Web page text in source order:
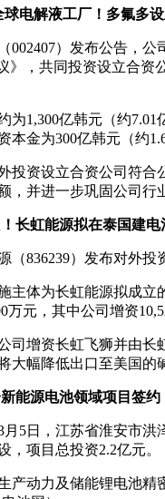
电解液工厂！多氟多
002407）发布公告，
》，共同投资设立合
为1,300亿韩元（约
本金为300亿韩元（约
投资设立合资公司符
，并进一步巩固公司行
长虹能源拟在泰国建电
（836239）发布对外
主体为长虹能源拟成立
万元，其中公司增资
司增资长虹飞狮并由
大幅降低出口至美国的
能源电池领域项目签约
5日，江苏省淮安市
，项目总投资2.2亿元。
产动力及储能锂电池